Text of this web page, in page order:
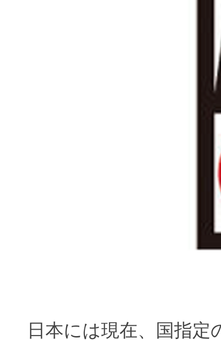
日本には現在、国指